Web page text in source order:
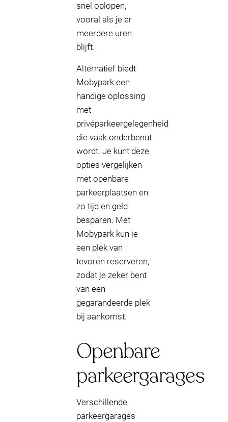
snel oplopen,
vooral als je er
meerdere uren
blijft.
Alternatief biedt
Mobypark een
handige oplossing
met
privéparkeergelegenheid
die vaak onderbenut
wordt. Je kunt deze
opties vergelijken
met openbare
parkeerplaatsen en
zo tijd en geld
besparen. Met
Mobypark kun je
een plek van
tevoren reserveren,
zodat je zeker bent
van een
gegarandeerde plek
bij aankomst.
Openbare
parkeergarages
Verschillende
parkeergarages